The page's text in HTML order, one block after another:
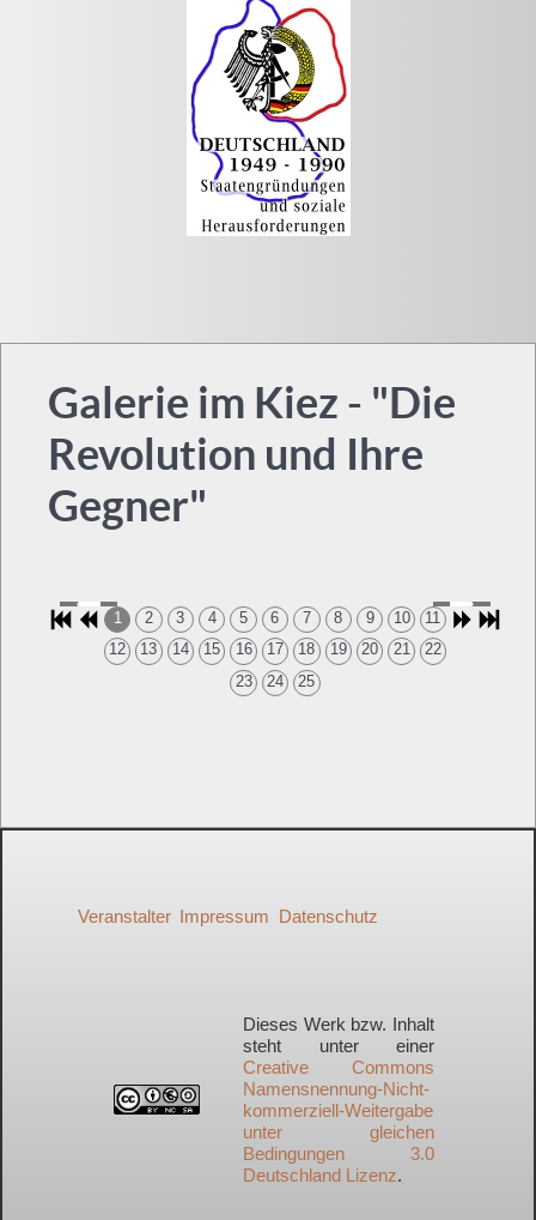
Galerie im Kiez - "Die
Revolution und Ihre
Gegner"
1 2 3 4 5 6 7 8 9 10
11
12
13 14 15 16 17 18 19 20 21
22
23
24 25
Veranstalter Impressum Datenschutz
Dieses Werk bzw. Inhalt
steht unter einer
Creative Commons
Namensnennung-Nicht-
kommerziell-Weitergabe
unter gleichen
Bedingungen 3.0
Deutschland Lizenz.